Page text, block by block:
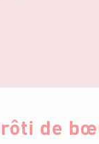
rôti de